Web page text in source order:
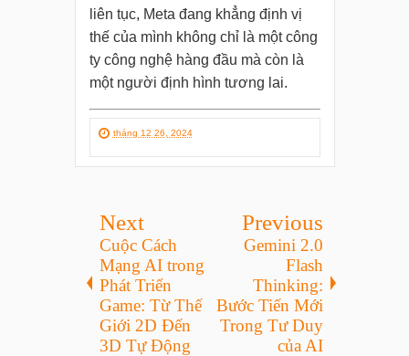
liên tục, Meta đang khẳng định vị
thế của mình không chỉ là một công
ty công nghệ hàng đầu mà còn là
một người định hình tương lai.
tháng 12 26, 2024
Next
Cuộc Cách
Mạng AI trong
Phát Triển
Game: Từ Thế
Giới 2D Đến
3D Tự Động
Previous
Gemini 2.0
Flash
Thinking:
Bước Tiến Mới
Trong Tư Duy
của AI